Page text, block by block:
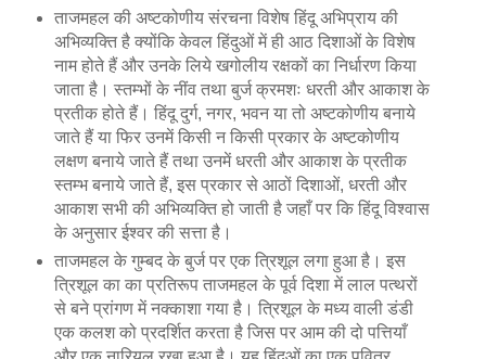
ताजमहल की अष्टकोणीय संरचना विशेष हिंदू अभिप्राय की
अभिव्यक्ति है क्योंकि केवल हिंदुओं में ही आठ दिशाओं के विशेष
नाम होते हैं और उनके लिये खगोलीय रक्षकों का निर्धारण किया
जाता है। स्तम्भों के नींव तथा बुर्ज क्रमशः धरती और आकाश के
प्रतीक होते हैं। हिंदू दुर्ग, नगर, भवन या तो अष्टकोणीय बनाये
जाते हैं या फिर उनमें किसी न किसी प्रकार के अष्टकोणीय
लक्षण बनाये जाते हैं तथा उनमें धरती और आकाश के प्रतीक
स्तम्भ बनाये जाते हैं, इस प्रकार से आठों दिशाओं, धरती और
आकाश सभी की अभिव्यक्ति हो जाती है जहाँ पर कि हिंदू विश्वास
के अनुसार ईश्वर की सत्ता है।
ताजमहल के गुम्बद के बुर्ज पर एक त्रिशूल लगा हुआ है। इस
त्रिशूल का का प्रतिरूप ताजमहल के पूर्व दिशा में लाल पत्थरों
से बने प्रांगण में नक्काशा गया है। त्रिशूल के मध्य वाली डंडी
एक कलश को प्रदर्शित करता है जिस पर आम की दो पत्तियाँ